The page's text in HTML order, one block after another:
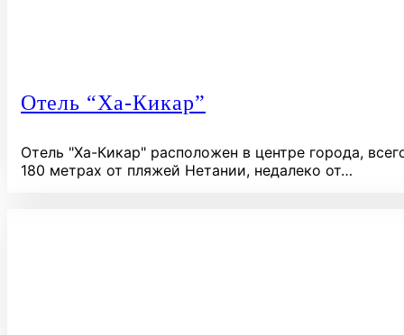
Отель “Ха-Кикар”
Отель "Ха-Кикар" расположен в центре города,
180 метрах от пляжей Нетании, недалеко от…